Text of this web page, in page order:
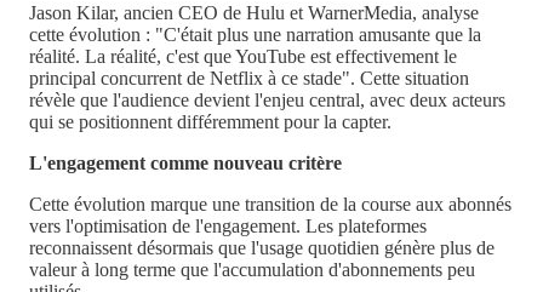
Jason Kilar, ancien CEO de Hulu et WarnerMedia, analyse
cette évolution : "C'était plus une narration amusante que la
réalité. La réalité, c'est que YouTube est effectivement le
principal concurrent de Netflix à ce stade". Cette situation
révèle que l'audience devient l'enjeu central, avec deux acteurs
qui se positionnent différemment pour la capter.
L'engagement comme nouveau critère
Cette évolution marque une transition de la course aux abonnés
vers l'optimisation de l'engagement. Les plateformes
reconnaissent désormais que l'usage quotidien génère plus de
valeur à long terme que l'accumulation d'abonnements peu